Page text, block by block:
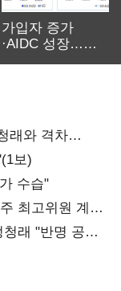
가입자 증가
·AIDC 성장…
래와 격차
보)
수습"
최고위원 계파
래 "반명 공세